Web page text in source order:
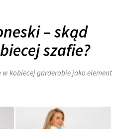
– skąd
szafie?
w kobiecej garderobie jako element